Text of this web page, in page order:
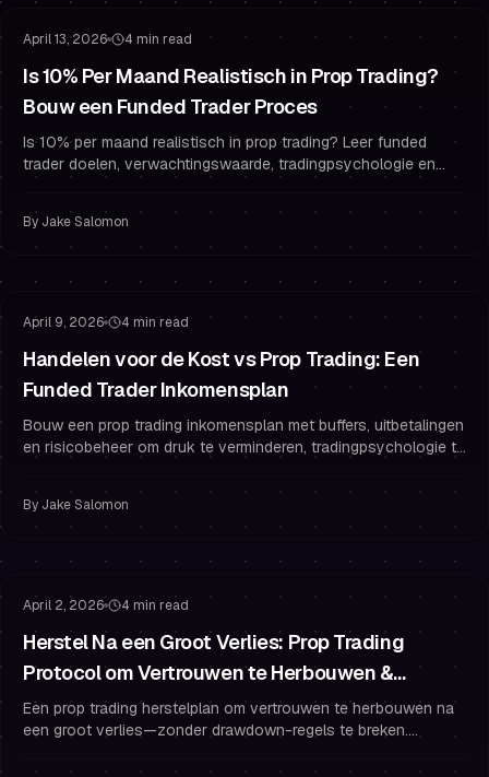
April 13, 2026 4 min read
Is 10% Per Maand Realistisch in Prop Trading?
Bouw een Funded Trader Proces
Is 10% per maand realistisch in prop trading? Leer funded
trader doelen, verwachtingswaarde, tradingpsychologie en
By Jake Salomon
April 9, 2026 4 min read
Handelen voor de Kost vs Prop Trading: Een
Funded Trader Inkomensplan
Bouw een prop trading inkomensplan met buffers, uitbetalingen
en risicobeheer om druk te verminderen, tradingpsychologie te
By Jake Salomon
April 2, 2026 4 min read
Herstel Na een Groot Verlies: Prop Trading
Protocol om Vertrouwen te Herbouwen &
Drawdown te Beschermen
Een prop trading herstelplan om vertrouwen te herbouwen na
een groot verlies—zonder drawdown-regels te breken.